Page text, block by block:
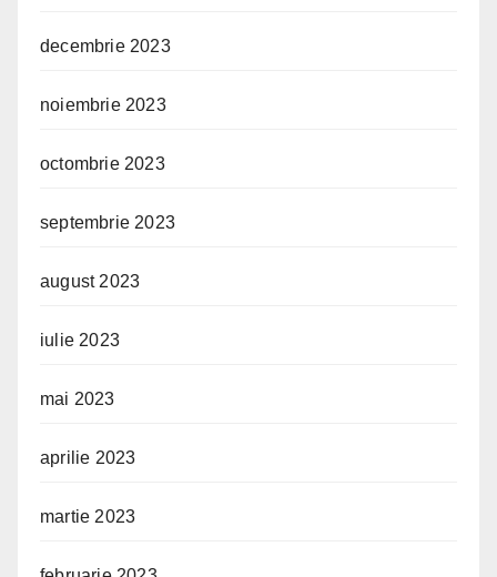
decembrie 2023
noiembrie 2023
octombrie 2023
septembrie 2023
august 2023
iulie 2023
mai 2023
aprilie 2023
martie 2023